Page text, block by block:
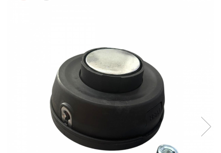
Coloane de dus si seturi de dus
Odorizant toaleta
Oglinzi si mobilier baie
Ascutitoare cutite
Baterii sanitare bucatarie
Cantare de bucatarie